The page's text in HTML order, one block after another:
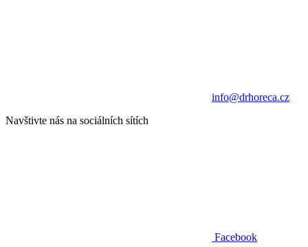
info@drhoreca.cz
Navštivte nás na sociálních sítích
Facebook